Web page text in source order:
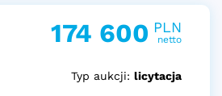
174 600 PLN
netto
Typ aukcji: licytacja